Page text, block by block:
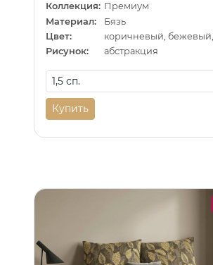
Коллекция: Премиум
Материал:
Бязь
Цвет:
коричневый,
Рисунок:
абстракция
Купить